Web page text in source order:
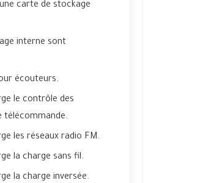
carte de stockage
interne sont
écouteurs.
le contrôle des
télécommande.
les réseaux radio FM.
la charge sans fil.
la charge inversée.